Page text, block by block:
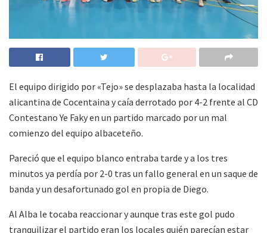
El equipo dirigido por «Tejo» se desplazaba hasta la localidad
alicantina de Cocentaina y caía derrotado por 4-2 frente al CD
Contestano Ye Faky en un partido marcado por un mal
comienzo del equipo albaceteño.
Pareció que el equipo blanco entraba tarde y a los tres
minutos ya perdía por 2-0 tras un fallo general en un saque de
banda y un desafortunado gol en propia de Diego.
Al Alba le tocaba reaccionar y aunque tras este gol pudo
tranquilizar el partido eran los locales quién parecían estar